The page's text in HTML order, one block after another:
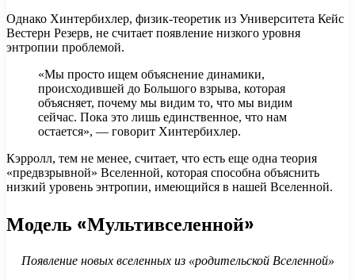
Однако Хинтербихлер, физик-теоретик из Университета Кейс
Вестерн Резерв, не считает появление низкого уровня
энтропии проблемой.
«Мы просто ищем объяснение динамики,
происходившей до Большого взрыва, которая
объясняет, почему мы видим то, что мы видим
сейчас. Пока это лишь единственное, что нам
остается», — говорит Хинтербихлер.
Кэрролл, тем не менее, считает, что есть еще одна теория
«предвзрывной» Вселенной, которая способна объяснить
низкий уровень энтропии, имеющийся в нашей Вселенной.
Модель «Мультивселенной»
Появление новых вселенных из «родительской Вселенной»